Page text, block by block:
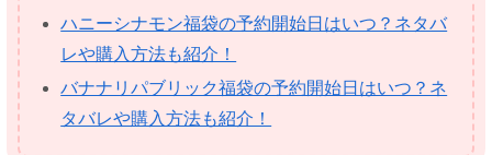
ハニーシナモン福袋の予約開始日はいつ？ネタバ
レや購入方法も紹介！
バナナリパブリック福袋の予約開始日はいつ？ネ
タバレや購入方法も紹介！